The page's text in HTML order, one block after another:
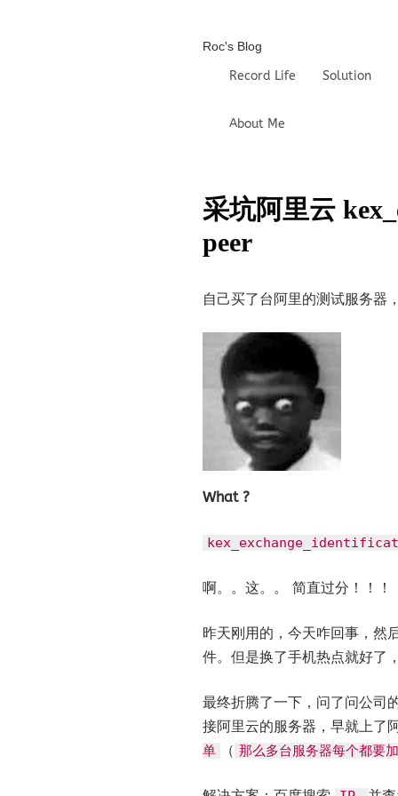
Roc's Blog
Record Life Solution
About Me
采坑阿里云
peer
自己买了台阿里的测试服务器
What ?
啊。。这。。 简直过分！！！
昨天刚用的，今天咋回事，然
件。但是换了手机热点就好了
最终折腾了一下，问了问公司
接阿里云的服务器，早就上了
单 （ 那么多台服务器每个都要